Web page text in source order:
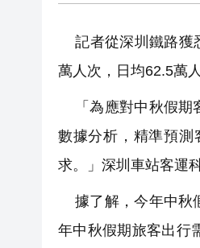
記者從深圳鐵路獲
萬人次，日均62.5萬
「為應對中秋假期
數據分析，精準預測
求。」深圳車站客運
據了解，今年中秋
年中秋假期旅客出行